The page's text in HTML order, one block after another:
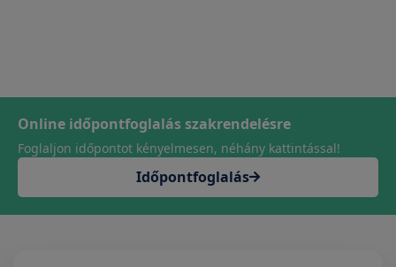
Online időpontfoglalás szakrendelésre
Foglaljon időpontot kényelmesen, néhány kattintással!
Időpontfoglalás